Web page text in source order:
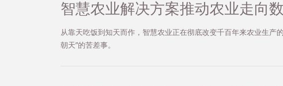
智慧农业解决方案推动农业走向
从靠天吃饭到知天而作，智慧农业正在彻底改变千百年来农业生产
朝天”的苦差事。